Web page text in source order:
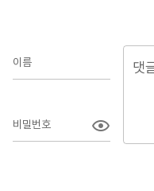
이름
비밀번호